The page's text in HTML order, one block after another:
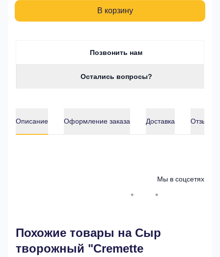
В корзину
Позвонить нам
Остались вопросы?
Описание Оформление заказа Доставка Отзывы
Мы в соцсетях
* *
Похожие товары на Сыр
творожный "Cremette